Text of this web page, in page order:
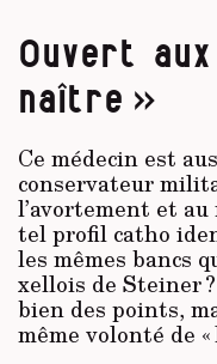
Ouvert
naître »
Ce médecin est
conservateur
l’avortement et
tel profil catho
les mêmes bancs
xellois de Steiner
bien des points,
même volonté de